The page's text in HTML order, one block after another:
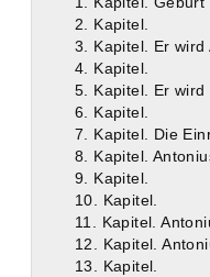
2. Kapitel.
3. Kapitel. Er wird
4. Kapitel.
5. Kapitel. Er wird
6. Kapitel.
7. Kapitel. Die
9. Kapitel.
10. Kapitel.
13. Kapitel.